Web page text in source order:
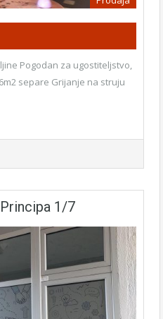
Pogodan za ugostiteljstvo,
separe Grijanje na struju
1/7